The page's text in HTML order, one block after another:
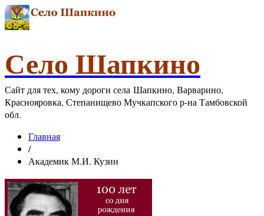
Село Шапкино
Сайт для тех, кому дороги села Шапкино, Варварино,
Краснояровка, Степанищево Мучкапского р-на Тамбовской
обл.
Главная
/
Академик М.И. Кузин